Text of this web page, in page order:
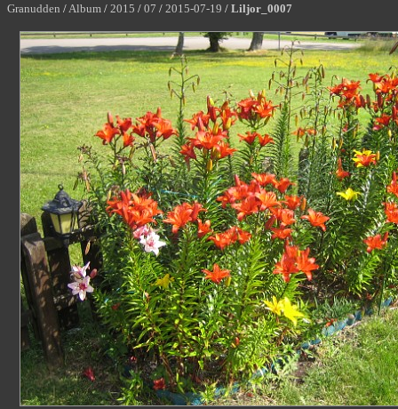
Granudden /Album / 2015 / 07 / 2015-07-19 / Liljor_0007